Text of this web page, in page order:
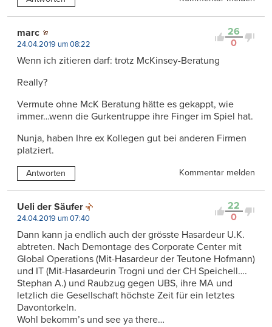
26
0
marc
24.04.2019 um 08:22
Wenn ich zitieren darf: trotz McKinsey-Beratung
Really?
Vermute ohne McK Beratung hätte es gekappt, wie
immer…wenn die Gurkentruppe ihre Finger im Spiel hat.
Nunja, haben Ihre ex Kollegen gut bei anderen Firmen
platziert.
Antworten Kommentar melden
22
0
Ueli der Säufer
24.04.2019 um 07:40
Dann kann ja endlich auch der grösste Hasardeur U.K.
abtreten. Nach Demontage des Corporate Center mit
Global Operations (Mit-Hasardeur der Teutone Hofmann)
und IT (Mit-Hasardeurin Trogni und der CH Speichell….
Stephan A.) und Raubzug gegen UBS, ihre MA und
letzlich die Gesellschaft höchste Zeit für ein letztes
Davontorkeln.
Wohl bekomm’s und see ya there…